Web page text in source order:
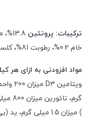
ترکیبات: پروتئین
خام 0.2%، رطوبت 81%، کلسیم 0.2
مواد افزودنی به ازای هر
ویتامین
میزان 200 واحد بین المللی، ویتامین
گرم، تائورین میزان 800 میلی گرم، مس (پنتا هیدرات سولفات مس
)